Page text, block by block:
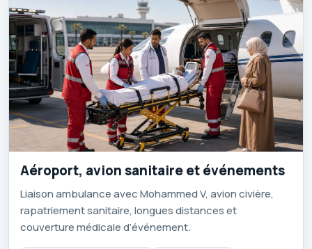
Aéroport, avion sanitaire et événements
Liaison ambulance avec Mohammed V, avion civière,
rapatriement sanitaire, longues distances et
couverture médicale d’événement.